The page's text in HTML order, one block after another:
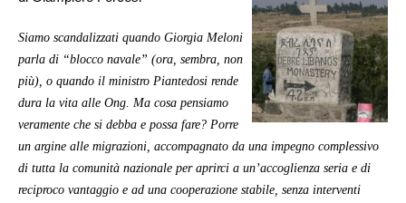
Siamo scandalizzati quando Giorgia Meloni
parla di “blocco navale” (ora, sembra, non
più), o quando il ministro Piantedosi rende
dura la vita alle Ong. Ma cosa pensiamo
veramente che si debba e possa fare? Porre
un argine alle migrazioni, accompagnato da una impegno complessivo
di tutta la comunità nazionale per aprirci a un’accoglienza seria e di
reciproco vantaggio e ad una cooperazione stabile, senza interventi